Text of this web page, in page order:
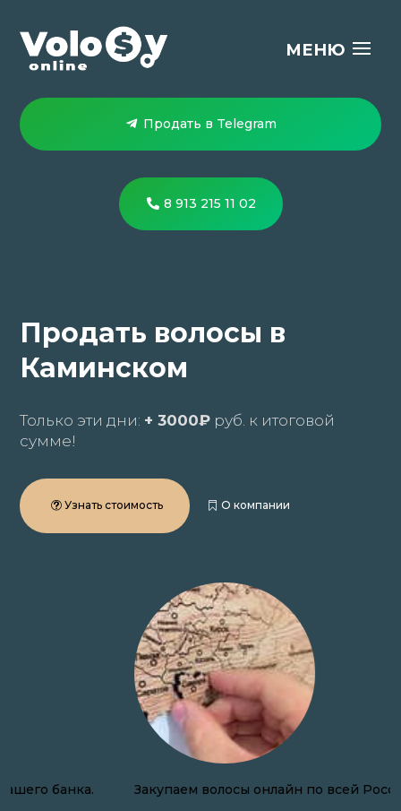
Продать в Telegram
8 913 215 11 02
Продать волосы в
Каминском
Только эти дни: + 3000₽ руб. к итоговой
сумме!
Узнать стоимость О компании
Закупаем волосы онлайн по всей России.